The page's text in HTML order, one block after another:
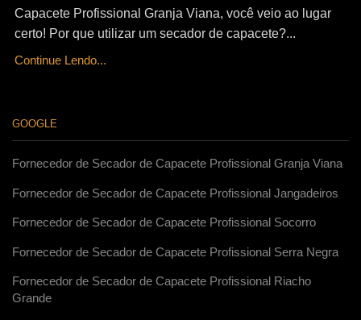
Capacete Profissional Granja Viana, você veio ao lugar
certo! Por que utilizar um secador de capacete?...
Continue Lendo...
GOOGLE
Fornecedor de Secador de Capacete Profissional Granja Viana
Fornecedor de Secador de Capacete Profissional Jangadeiros
Fornecedor de Secador de Capacete Profissional Socorro
Fornecedor de Secador de Capacete Profissional Serra Negra
Fornecedor de Secador de Capacete Profissional Riacho
Grande